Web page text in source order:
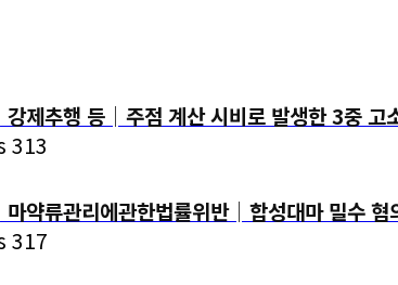
제추행 등│주점 계산 시비로 발생한 3중 고
313
약류관리에관한법률위반│합성대마 밀수 혐
317